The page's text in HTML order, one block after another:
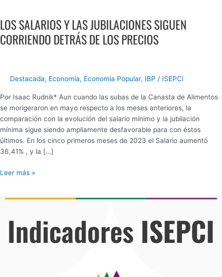
LOS SALARIOS Y LAS JUBILACIONES SIGUEN
CORRIENDO DETRÁS DE LOS PRECIOS
Destacada, Economía, Economía Popular, IBP / ISEPCi
Por Isaac Rudnik* Aun cuando las subas de la Canasta de Alimentos
se morigeraron en mayo respecto a los meses anteriores, la
comparación con la evolución del salario mínimo y la jubilación
mínima sigue siendo ampliamente desfavorable para con éstos
últimos. En los cinco primeros meses de 2023 el Salario aumentó
36,41% , y la […]
LAS
JUBILACIONES
DETRÁS
LOS
PRECIOS
Leer más »
Indicadores ISEPCI